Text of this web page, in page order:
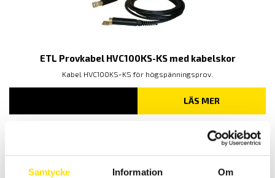
Samtycke Information Om
ETL Provkabel HVC100KS-KS med kabelskor
Kabel HVC100KS-KS för högspänningsprov.
LÄS MER
Relaterade produkter